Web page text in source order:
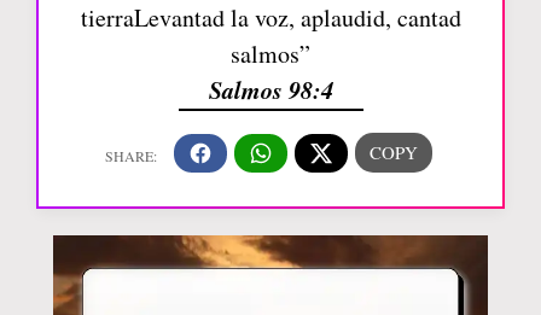
tierraLevantad la voz, aplaudid, cantad
salmos”
Salmos 98:4